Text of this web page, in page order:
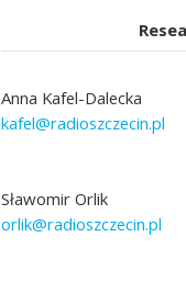
Anna Kafel-Dalecka
kafel@radioszczecin.pl
Sławomir Orlik
orlik@radioszczecin.pl